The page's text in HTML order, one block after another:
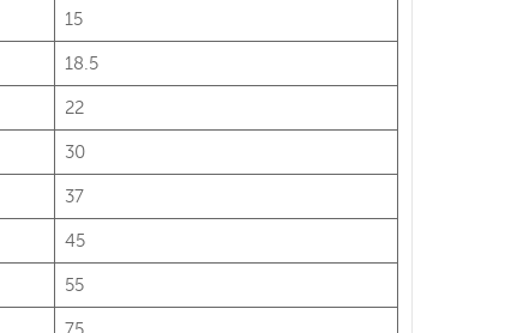
15
18.5
22
30
37
45
55
75